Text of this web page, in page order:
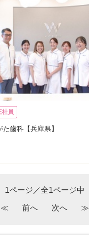
社員
歯科【兵庫県】
1ページ／全1ページ中
≪ 前へ 次へ ≫